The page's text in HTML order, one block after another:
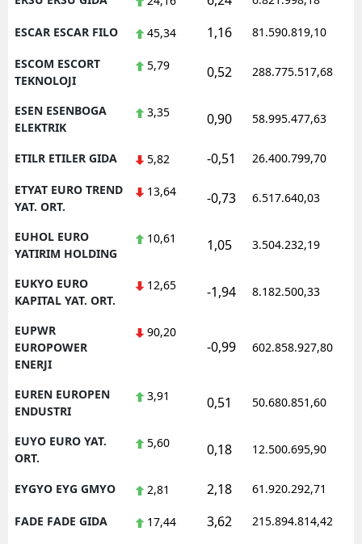
ESCAR ESCAR FILO 45,34 1,16 81.590.819,10
ESCOM ESCORT
TEKNOLOJI
5,79 0,52 288.775.517,68
ESEN ESENBOGA
ELEKTRIK
3,35 0,90 58.995.477,63
ETILR ETILER GIDA 5,82 -0,51 26.400.799,70
ETYAT EURO TREND
YAT. ORT.
13,64 -0,73 6.517.640,03
EUHOL EURO
YATIRIM HOLDING
10,61 1,05 3.504.232,19
EUKYO EURO
KAPITAL YAT. ORT.
12,65 -1,94 8.182.500,33
EUPWR
EUROPOWER
ENERJI
90,20
-0,99 602.858.927,80
EUREN EUROPEN
ENDUSTRI
3,91 0,51 50.680.851,60
EUYO EURO YAT.
ORT.
5,60 0,18 12.500.695,90
EYGYO EYG GMYO 2,81 2,18 61.920.292,71
FADE FADE GIDA 17,44 3,62 215.894.814,42